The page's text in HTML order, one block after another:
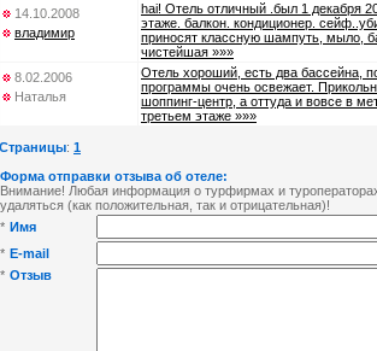
14.10.2008
владимир
hai! Отель отличный .был 1 декабря
этаже. балкон. кондиционер.
приносят классную шампуть, мыло,
чистейшая »»»
8.02.2006
Наталья
Отель хороший, есть два бассейна,
программы очень освежает.
шоппинг-центр, а оттуда и вовсе в
третьем этаже »»»
Страницы: 1
Форма отправки отзыва об отеле:
Внимание! Любая информация о турфирмах и
удаляться (как положительная, так и отрицательная)!
* Имя
* E-mail
* Отзыв